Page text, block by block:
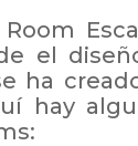
Room
el
ha
hay